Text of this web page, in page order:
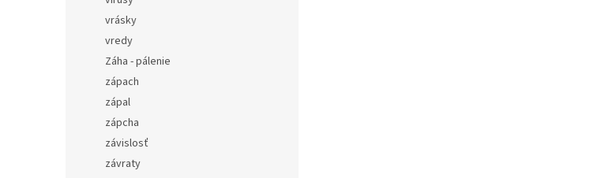
vrásky
vredy
Záha - pálenie
zápach
zápal
zápcha
závislosť
závraty